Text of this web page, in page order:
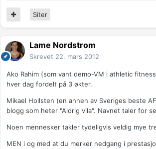
Siter
Lame Nordstrom
Skrevet 22. mars 2012
Ako Rahim (som vant demo-VM i athletic
hver dag fordelt på 3 økter.
Mikael Hollsten (en annen av Sveriges beste
blogg som heter "Aldrig vila". Navnet taler for
Noen mennesker takler tydeligvis veldig mye
MEN i og med at du merker nedgang i